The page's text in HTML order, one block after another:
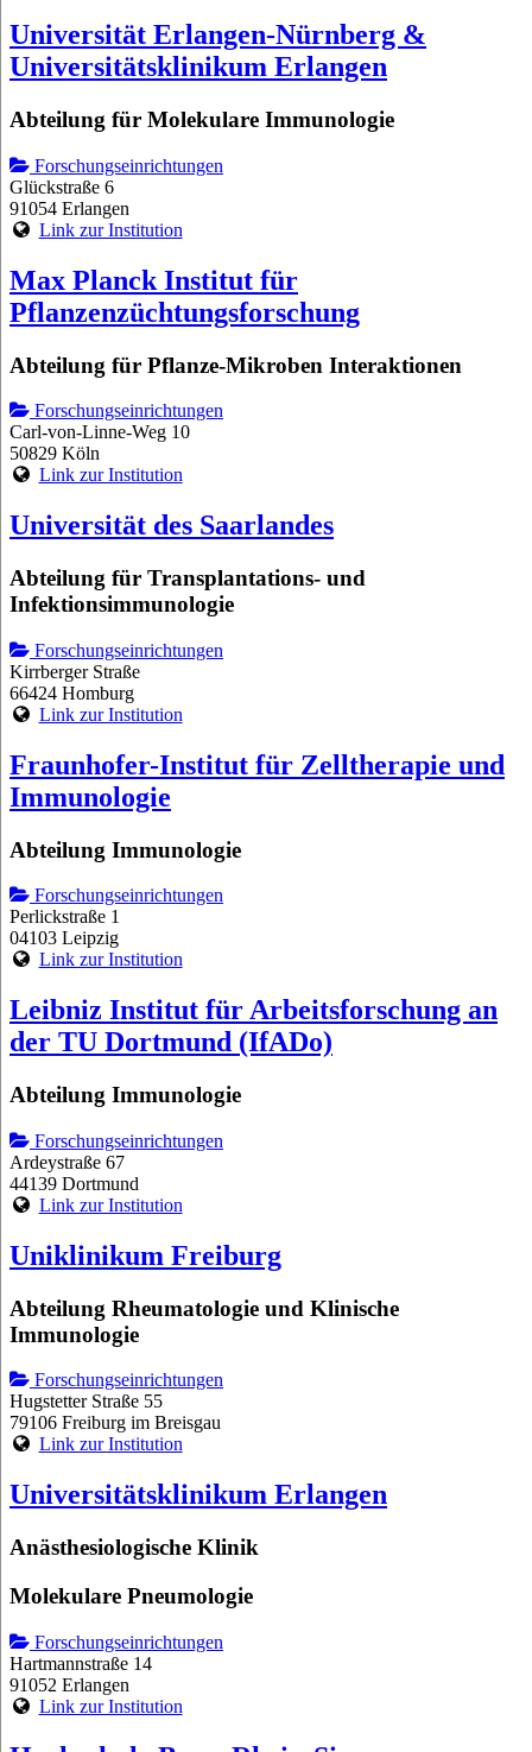
Universität Erlangen-Nürnberg &
Universitätsklinikum Erlangen
Abteilung für Molekulare Immunologie
Forschungseinrichtungen
Glückstraße 6
91054 Erlangen
Link zur Institution
Max Planck Institut für
Pflanzenzüchtungsforschung
Abteilung für Pflanze-Mikroben Interaktionen
Forschungseinrichtungen
Carl-von-Linne-Weg 10
50829 Köln
Link zur Institution
Universität des Saarlandes
Abteilung für Transplantations- und
Infektionsimmunologie
Forschungseinrichtungen
Kirrberger Straße
66424 Homburg
Link zur Institution
Fraunhofer-Institut für Zelltherapie und
Immunologie
Abteilung Immunologie
Forschungseinrichtungen
Perlickstraße 1
04103 Leipzig
Link zur Institution
Leibniz Institut für Arbeitsforschung an
der TU Dortmund (IfADo)
Abteilung Immunologie
Forschungseinrichtungen
Ardeystraße 67
44139 Dortmund
Link zur Institution
Uniklinikum Freiburg
Abteilung Rheumatologie und Klinische
Immunologie
Forschungseinrichtungen
Hugstetter Straße 55
79106 Freiburg im Breisgau
Link zur Institution
Universitätsklinikum Erlangen
Anästhesiologische Klinik
Molekulare Pneumologie
Forschungseinrichtungen
Hartmannstraße 14
91052 Erlangen
Link zur Institution